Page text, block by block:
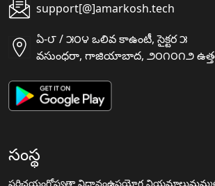
support[@]amarkosh.tech
ఏ-౮ / ౫౦౪ ఒలివ కాఉంటీ, సైక్టర ౫
వసుంధరా, గాజియాబాద, ౨౦౧౦౧౨
సంస్థ
పరిచయంగోప్యతా విధానంఉపయోగ నియమాలు